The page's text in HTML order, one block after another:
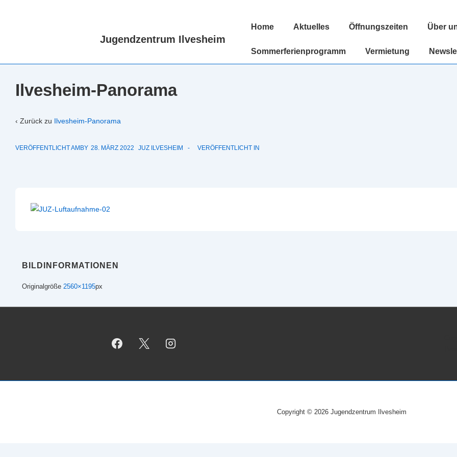
Jugendzentrum Ilvesheim
Home Aktuelles Öffnungszeiten Über
Sommerferienprogramm Vermietung
Ilvesheim-Panorama
‹ Zurück zu Ilvesheim-Panorama
VERÖFFENTLICHT AMBY 28. MÄRZ 2022 JUZ ILVESHEIM VERÖFFENTLICHT IN
BILDINFORMATIONEN
Originalgröße 2560×1195px
Copyright © 2026 Jugendzentrum Ilvesheim